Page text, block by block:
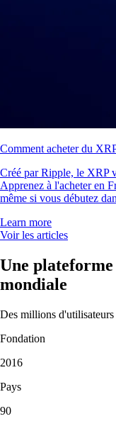
Comment acheter du
Créé par Ripple, le XRP
Apprenez à l'acheter en
même si vous débutez
Learn more
Voir les articles
Une
mondiale
Des millions
Fondation
2016
Pays
90